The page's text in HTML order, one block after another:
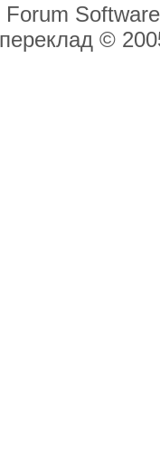
переклад ©